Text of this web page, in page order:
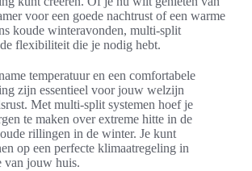
voor een goede nachtrust of een warme
koude winteravonden, multi-split
flexibiliteit die je nodig hebt.
temperatuur en een comfortabele
zijn essentieel voor jouw welzijn
Met multi-split systemen hoef je
te maken over extreme hitte in de
rillingen in de winter. Je kunt
op een perfecte klimaatregeling in
van jouw huis.